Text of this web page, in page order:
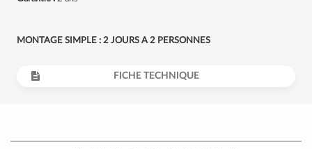
MONTAGE SIMPLE : 2 JOURS A 2 PERSONNES
FICHE TECHNIQUE